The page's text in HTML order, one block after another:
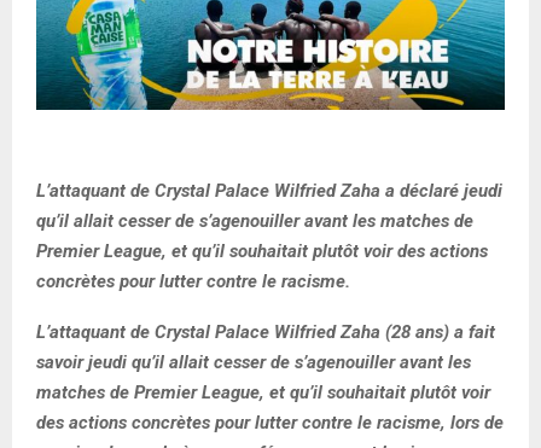
L’attaquant de Crystal Palace Wilfried Zaha a déclaré jeudi
qu’il allait cesser de s’agenouiller avant les matches de
Premier League, et qu’il souhaitait plutôt voir des actions
concrètes pour lutter contre le racisme.
L’attaquant de Crystal Palace Wilfried Zaha (28 ans) a fait
savoir jeudi qu’il allait cesser de s’agenouiller avant les
matches de Premier League, et qu’il souhaitait plutôt voir
des actions concrètes pour lutter contre le racisme, lors de